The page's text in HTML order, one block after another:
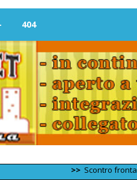
404
Scontro frontale tra